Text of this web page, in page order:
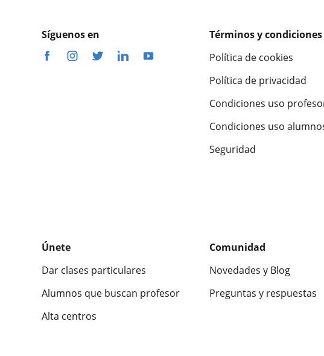
Síguenos en
Términos y condiciones
Política de cookies
Política de privacidad
Condiciones uso
Condiciones uso
Seguridad
Únete
Dar clases particulares
Alumnos que buscan profesor
Alta centros
Comunidad
Novedades y Blog
Preguntas y respuestas